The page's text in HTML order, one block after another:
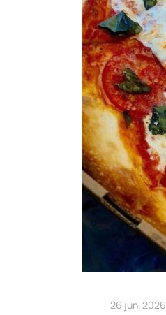
26 juni 2026